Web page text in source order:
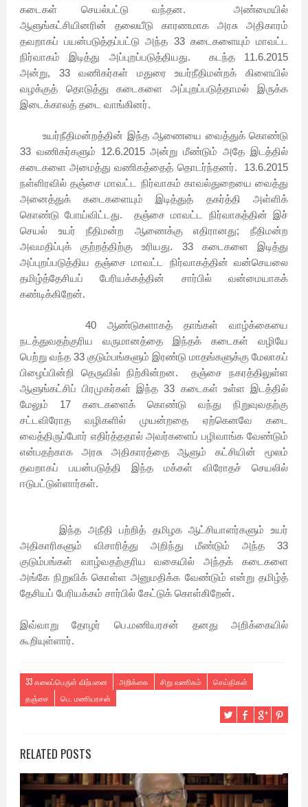
கடைகள் செயல்பட்டு வந்தன. அண்மையில்
ஆளுங்கட்சியினரின் தலையீடு காரணமாக அரசு அதிகாரம்
தவறாகப் பயன்படுத்தப்பட்டு அந்த 33 கடைகளையும் மாவட்ட
நிர்வாகம் இடித்து அப்புறப்படுத்தியது. கடந்த 11.6.2015
அன்று, 33 வணிகர்கள் மதுரை உயர்நீதிமன்றக் கிளையில்
வழக்குத் தொடுத்து கடைகளை அப்புறப்படுத்தாமல் இருக்க
இடைக்காலத் தடை வாங்கினர்.
உயர்நீதிமன்றத்தின் இந்த ஆணையை வைத்துக் கொண்டு
33 வணிகர்களும் 12.6.2015 அன்று மீண்டும் அதே இடத்தில்
கடைகளை அமைத்து வணிகத்தைத் தொடர்ந்தனர். 13.6.2015
நள்ளிரவில் தஞ்சை மாவட்ட நிர்வாகம் காவல்துறையை வைத்து
அனைத்துக் கடைகளையும் இடித்துத் தகர்த்தி அள்ளிக்
கொண்டு போய்விட்டது. தஞ்சை மாவட்ட நிர்வாகத்தின் இச்
செயல் உயர் நீதிமன்ற ஆணைக்கு எதிரானது;நீதிமன்ற
அவமதிப்புக் குற்றத்திற்கு உரியது. 33 கடைகளை இடித்து
அப்புறப்படுத்திய தஞ்சை மாவட்ட நிர்வாகத்தின் வன்செயலை
தமிழ்த்தேசியப் பேரியக்கத்தின் சார்பில் வன்மையாகக்
கண்டிக்கிறேன்.
40 ஆண்டுகளாகத் தாங்கள் வாழ்க்கையை
நடத்துவதற்குரிய வருமானத்தை இந்தக் கடைகள் வழியே
பெற்று வந்த 33 குடும்பங்களும் இரண்டு மாதங்களுக்கு மேலாகப்
பிழைப்பின்றி தெருவில் நிற்கின்றன. தஞ்சை நகரத்திலுள்ள
ஆளுங்கட்சிப் பிரமுகர்கள் இந்த 33 கடைகள் உள்ள இடத்தில்
மேலும் 17 கடைகளைக் கொண்டு வந்து நிறுவுவதற்கு
சட்டவிரோத வழிகளில் முயன்றதை ஏற்கெனவே கடை
வைத்திருப்போர் எதிர்த்ததால் அவர்களைப் பழிவாங்க வேண்டும்
என்பதற்காக அரசு அதிகாரத்தை ஆளும் கட்சியின் மூலம்
தவறாகப் பயன்படுத்தி இந்த மக்கள் விரோதச் செயலில்
ஈடுபட்டுள்ளார்கள்.
இந்த அநீதி பற்றித் தமிழக ஆட்சியாளர்களும் உயர்
அதிகாரிகளும் விசாரித்து அறிந்து மீண்டும் அந்த 33
குடும்பங்கள் வாழ்வதற்குரிய வகையில் அந்தக் கடைகளை
அங்கே நிறுவிக் கொள்ள அனுமதிக்க வேண்டும் என்று தமிழ்த்
தேசியப் பேரியக்கம் சார்பில் கேட்டுக் கொள்கிறேன்.
இவ்வாறு தோழர் பெ.மணியரசன் தனது அறிக்கையில்
கூறியுள்ளார்.
33 கலைப்பெருள் விற்பனை அறிக்கை சிறு வணிகம்
செய்திகள்
தஞ்சை
பெ. மணியரசன்
RELATED POSTS